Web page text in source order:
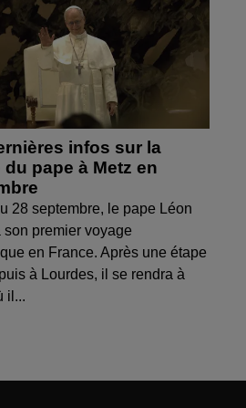
infos sur la
pape à Metz en
28 septembre, le pape Léon
son premier voyage
en France. Après une étape
à Lourdes, il se rendra à
il...